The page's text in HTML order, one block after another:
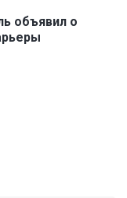
объявил о